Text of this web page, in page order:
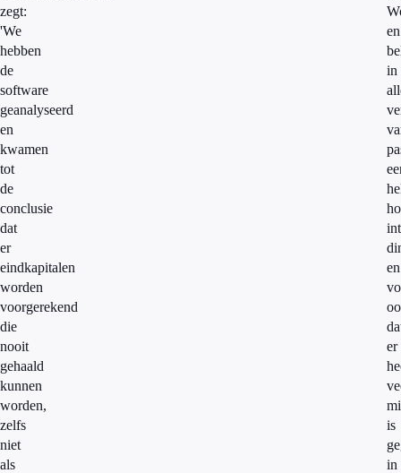
zegt:
'We
hebben
de
software
geanalyseerd
en
kwamen
tot
de
conclusie
dat
er
eindkapitalen
worden
voorgerekend
die
nooit
gehaald
kunnen
worden,
zelfs
niet
als
en
in
en
er
is
in